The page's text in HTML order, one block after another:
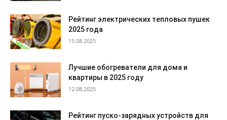
Рейтинг электрических тепловых пушек
2025 года
15.08.2025
Лучшие обогреватели для дома и
квартиры в 2025 году
12.08.2025
Рейтинг пуско-зарядных устройств для